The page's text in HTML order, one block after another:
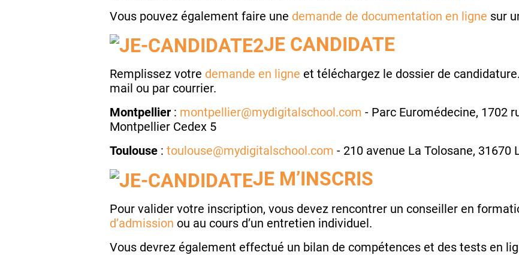
Vous pouvez également faire une demande de documentation en ligne sur
JE CANDIDATE
Remplissez votre demande en ligne et téléchargez le dossier de
mail ou par courrier.
Montpellier : montpellier@mydigitalschool.com - Parc Euromédecine, 1702
Montpellier Cedex 5
Toulouse : toulouse@mydigitalschool.com - 210 avenue La Tolosane, 31670
JE M’INSCRIS
Pour valider votre inscription, vous devez rencontrer un conseiller en
d’admission ou au cours d’un entretien individuel.
Vous devrez également effectué un bilan de compétences et des tests en